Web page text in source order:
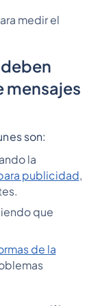
medir el
mensajes
son:
la
publicidad,
que
de la